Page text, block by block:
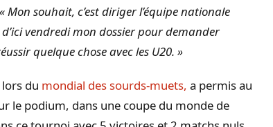
« Mon souhait, c’est diriger l’équipe nationale
d’ici vendredi mon dossier pour demander
quelque chose avec les U20. »
du mondial des sourds-muets, a permis au
le podium, dans une coupe du monde de